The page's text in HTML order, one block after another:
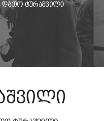
დათო ტურაშვილი